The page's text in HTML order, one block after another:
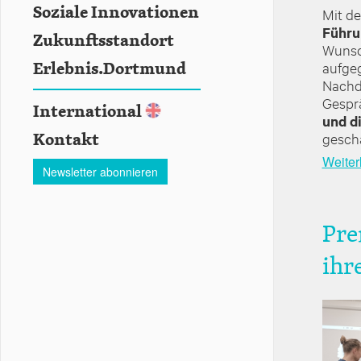
Soziale Innovationen
Zukunftsstandort
Erlebnis.Dortmund
International
Kontakt
Newsletter abonnieren
Mit
und
Image